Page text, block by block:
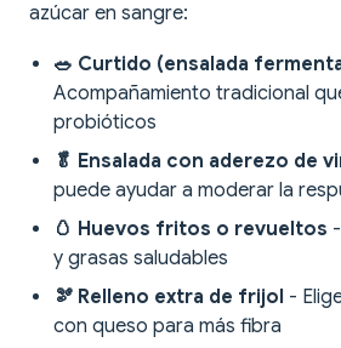
azúcar en sangre:
🥗 Curtido (ensalada
Acompañamiento tradicional
probióticos
🥬 Ensalada con aderezo de
puede ayudar a moderar la
🥚 Huevos fritos o revueltos
y grasas saludables
🫘 Relleno extra de frijol -
con queso para más fibra